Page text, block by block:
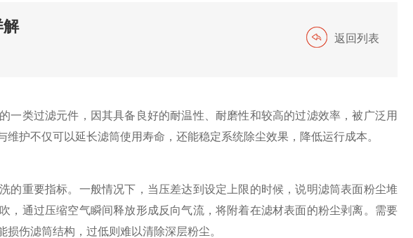
返回列表
一类过滤元件，因其具备良好的耐温性、耐磨性和较高的过滤效率，被广泛用
护不仅可以延长滤筒使用寿命，还能稳定系统除尘效果，降低运行成本。
重要指标。一般情况下，当压差达到设定上限的时候，说明滤筒表面粉尘堆
，通过压缩空气瞬间释放形成反向气流，将附着在滤材表面的粉尘剥离。需要
伤滤筒结构，过低则难以清除深层粉尘。